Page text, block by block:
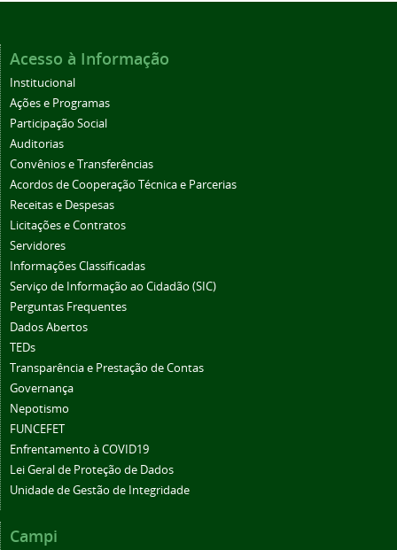
Acesso à Informação
Institucional
Ações e Programas
Participação Social
Auditorias
Convênios e Transferências
Acordos de Cooperação Técnica e Parcerias
Receitas e Despesas
Licitações e Contratos
Servidores
Informações Classificadas
Serviço de Informação ao Cidadão (SIC)
Perguntas Frequentes
Dados Abertos
TEDs
Transparência e Prestação de Contas
Governança
Nepotismo
FUNCEFET
Enfrentamento à COVID19
Lei Geral de Proteção de Dados
Unidade de Gestão de Integridade
Campi